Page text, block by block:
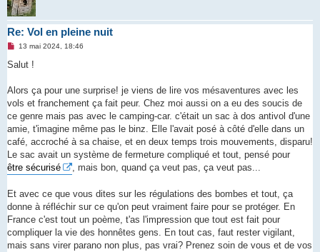
Re: Vol en pleine nuit
M
s
g
n
o
l
u
13 mai 2024, 18:46
Salut !
Alors ça pour une surprise! je viens de lire vos mésaventures avec les
vols et franchement ça fait peur. Chez moi aussi on a eu des soucis de
ce genre mais pas avec le camping-car. c'était un sac à dos antivol d'une
amie, t'imagine même pas le binz. Elle l'avait posé à côté d'elle dans un
café, accroché à sa chaise, et en deux temps trois mouvements, disparu!
Le sac avait un système de fermeture compliqué et tout, pensé pour
être sécurisé
, mais bon, quand ça veut pas, ça veut pas...
Et avec ce que vous dites sur les régulations des bombes et tout, ça
donne à réfléchir sur ce qu'on peut vraiment faire pour se protéger. En
France c'est tout un poème, t'as l'impression que tout est fait pour
compliquer la vie des honnêtes gens. En tout cas, faut rester vigilant,
mais sans virer parano non plus, pas vrai? Prenez soin de vous et de vos